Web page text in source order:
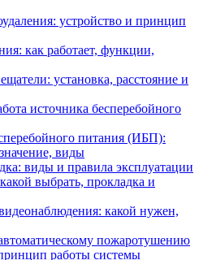
устройство и принцип
как работает, функции,
установка, расстояние и
источника бесперебойного
питания (ИБП):
виды
виды и правила эксплуатации
выбрать, прокладка и
какой нужен,
пожаротушению
работы системы